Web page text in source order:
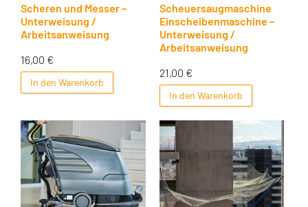
Scheren und Messer –
Unterweisung /
Arbeitsanweisung
16,00 €
In den Warenkorb
Scheuersaugmaschine
Einscheibenmaschine –
Unterweisung /
Arbeitsanweisung
21,00 €
In den Warenkorb